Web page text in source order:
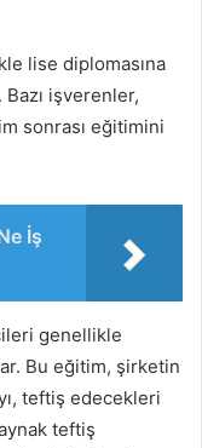
lise diplomasına
işverenler,
sonrası eğitimini
İş
genellikle
Bu eğitim, şirketin
teftiş edecekleri
teftiş